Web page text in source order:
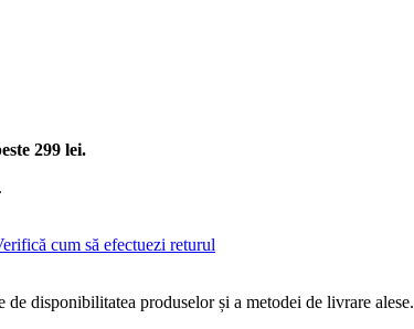
299 lei.
cum să efectuezi returul
disponibilitatea produselor și a metodei de livrare alese.